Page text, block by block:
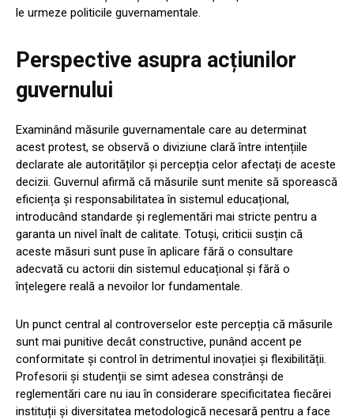
le urmeze politicile guvernamentale.
Perspective asupra acțiunilor
guvernului
Examinând măsurile guvernamentale care au determinat
acest protest, se observă o diviziune clară între intențiile
declarate ale autorităților și percepția celor afectați de aceste
decizii. Guvernul afirmă că măsurile sunt menite să sporească
eficiența și responsabilitatea în sistemul educațional,
introducând standarde și reglementări mai stricte pentru a
garanta un nivel înalt de calitate. Totuși, criticii susțin că
aceste măsuri sunt puse în aplicare fără o consultare
adecvată cu actorii din sistemul educațional și fără o
înțelegere reală a nevoilor lor fundamentale.
Un punct central al controverselor este percepția că măsurile
sunt mai punitive decât constructive, punând accent pe
conformitate și control în detrimentul inovației și flexibilității.
Profesorii și studenții se simt adesea constrânși de
reglementări care nu iau în considerare specificitatea fiecărei
instituții și diversitatea metodologică necesară pentru a face